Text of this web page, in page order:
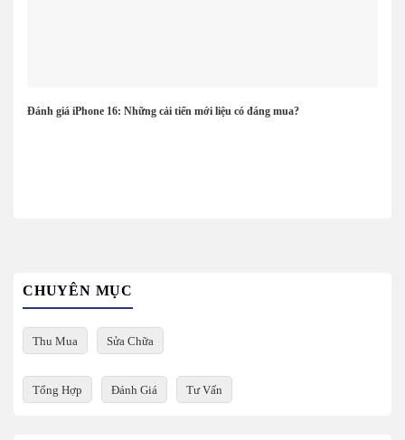
Đánh giá iPhone 16: Những cải tiến mới liệu có đáng mua?
CHUYÊN MỤC
Thu Mua Sửa Chữa
Tổng Hợp Đánh Giá Tư Vấn